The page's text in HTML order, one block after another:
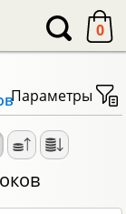
0
Параметры